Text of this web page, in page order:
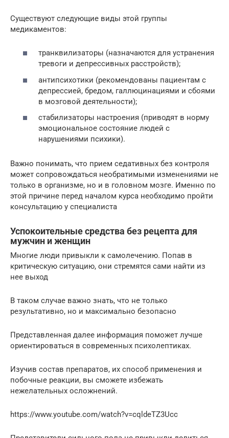
Существуют следующие виды этой группы
медикаментов:
транквилизаторы (назначаются для устранения
тревоги и депрессивных расстройств);
антипсихотики (рекомендованы пациентам с
депрессией, бредом, галлюцинациями и сбоями
в мозговой деятельности);
стабилизаторы настроения (приводят в норму
эмоциональное состояние людей с
нарушениями психики).
Важно понимать, что прием седативных без контроля
может сопровождаться необратимыми изменениями не
только в организме, но и в головном мозге. Именно по
этой причине перед началом курса необходимо пройти
консультацию у специалиста
Успокоительные средства без рецепта для
мужчин и женщин
Многие люди привыкли к самолечению. Попав в
критическую ситуацию, они стремятся сами найти из
нее выход
В таком случае важно знать, что не только
результативно, но и максимально безопасно
Представленная далее информация поможет лучше
ориентироваться в современных психолептиках.
Изучив состав препаратов, их способ применения и
побочные реакции, вы сможете избежать
нежелательных осложнений.
https://www.youtube.com/watch?v=cqldeTZ3Ucc